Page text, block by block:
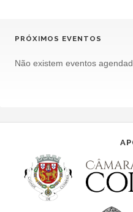
PRÓXIMOS EVENTOS
Não existem eventos